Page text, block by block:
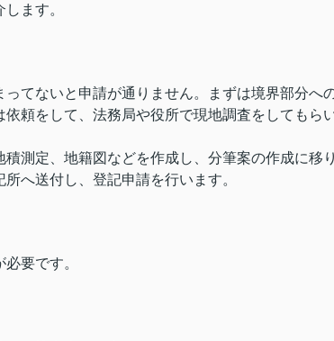
ます。
てないと申請が通りません。まずは境界部分へ
頼をして、法務局や役所で現地調査をしてもらい
測定、地籍図などを作成し、分筆案の作成に移
へ送付し、登記申請を行います。
要です。